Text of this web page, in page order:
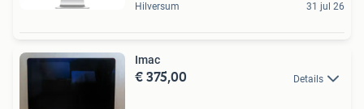
Hilversum 31 jul 26
Imac
€ 375,00 Details